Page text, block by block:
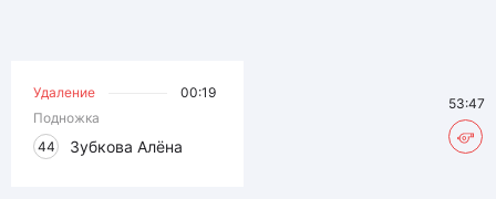
Удаление
00:19
Подножка
44
Зубкова Алёна
53:47